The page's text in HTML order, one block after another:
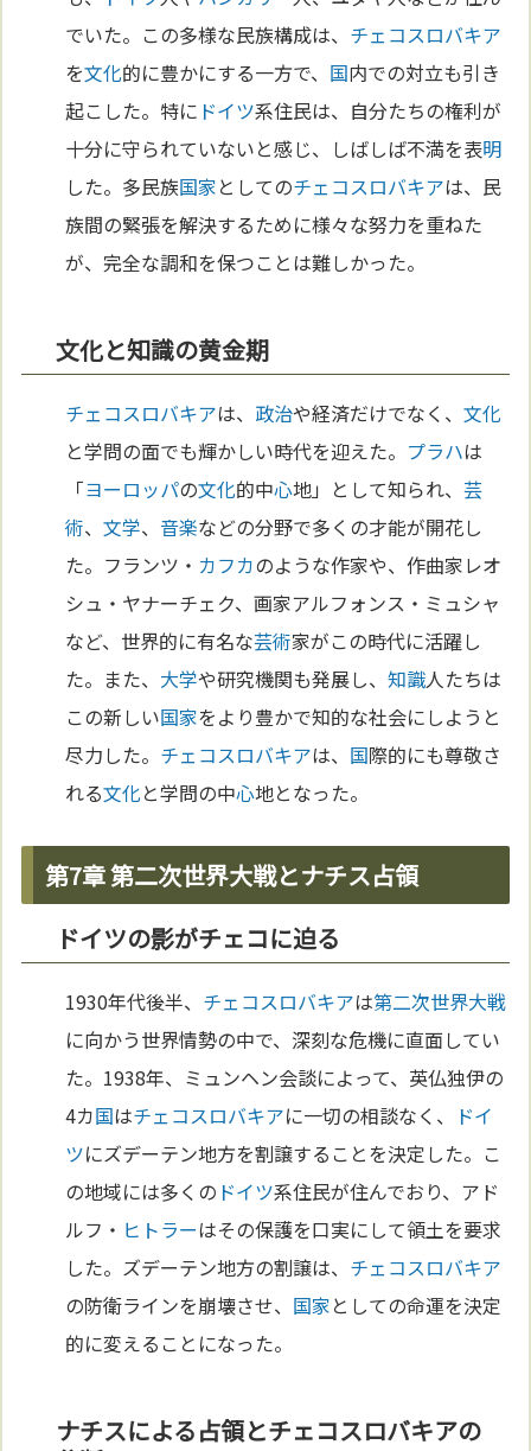
でいた。この多様な民族構成は、 チェコスロバキア
を文化的に豊かにする一方で、 国内での対立も引き
起こした。特に ドイツ系住民は、自分たちの権利が
十分に守られていないと感じ、しばしば不満を表明
した。多民族国家としてのチェコスロバキアは、民
族間の緊張を解決するために様々な努力を重ねた
が、完全な調和を保つことは難しかった。
文化と知識の黄金期
チェコスロバキアは、 政治や経済だけでなく、文化
と学問の面でも輝かしい時代を迎えた。 プラハは
「ヨーロッパの文化的中心地」として知られ、芸
術、文学、音楽などの分野で多くの才能が開花し
た。フランツ・ カフカのような作家や、作曲家レオ
シュ・ヤナーチェク、画家アルフォンス・ミュシャ
など、世界的に有名な芸術家がこの時代に活躍し
た。また、 大学や研究機関も発展し、知識人たちは
この新しい国家をより豊かで知的な社会にしようと
尽力した。 チェコスロバキアは、 国際的にも尊敬さ
れる文化と学問の中心地となった。
第7章 第二次世界大戦とナチス占領
ドイツの影がチェコに迫る
1930年代後半、 チェコスロバキアは第二次世界大戦
に向かう世界情勢の中で、深刻な危機に直面してい
た。1938年、ミュンヘン会談によって、英仏独伊の
4カ国はチェコスロバキアに一切の相談なく、
ドイ
ツにズデーテン地方を割譲することを決定した。こ
の地域には多くの ドイツ系住民が住んでおり、アド
ルフ・ ヒトラーはその保護を口実にして領土を要求
した。ズデーテン地方の割譲は、 チェコスロバキア
の防衛ラインを崩壊させ、 国家としての命運を決定
的に変えることになった。
ナチスによる占領とチェコスロバキアの